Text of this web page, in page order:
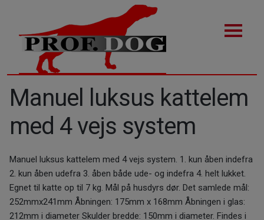
Manuel luksus kattelem
med 4 vejs system
Manuel luksus kattelem med 4 vejs system. 1. kun åben indefra
2. kun åben udefra 3. åben både ude- og indefra 4. helt lukket.
Egnet til katte op til 7 kg. Mål på husdyrs dør. Det samlede mål:
252mmx241mm Åbningen: 175mm x 168mm Åbningen i glas:
212mm i diameter Skulder bredde: 150mm i diameter. Findes i